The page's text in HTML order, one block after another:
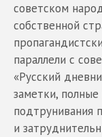
советском
собственной
параллели с
«Русский
заметки,
подтрунивания
и